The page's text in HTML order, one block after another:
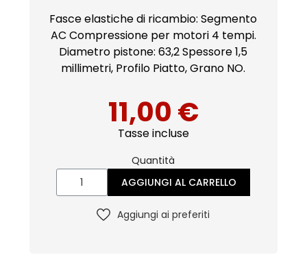
Fasce elastiche di ricambio: Segmento
AC Compressione per motori 4 tempi.
Diametro pistone: 63,2 Spessore 1,5
millimetri, Profilo Piatto, Grano NO.
11,00 €
Tasse incluse
Quantità
AGGIUNGI AL CARRELLO
Aggiungi ai preferiti